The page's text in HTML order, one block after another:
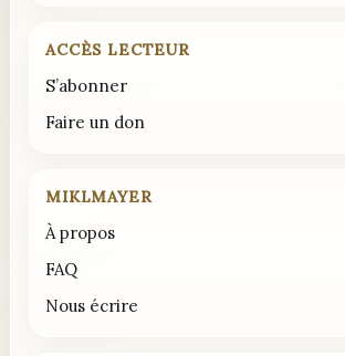
ACCÈS LECTEUR
S’abonner
Faire un don
MIKLMAYER
À propos
FAQ
Nous écrire